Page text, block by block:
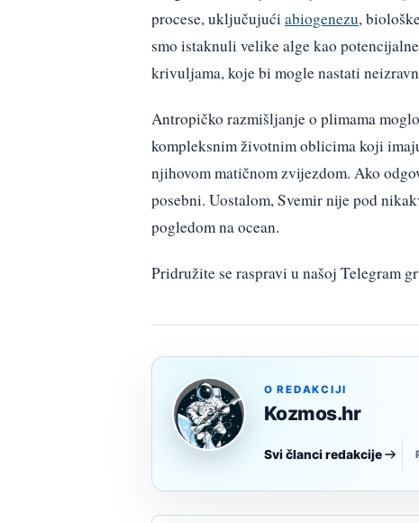
procese, uključujući abiogenezu,
smo istaknuli velike alge kao
krivuljama, koje bi mogle nastati
Antropičko razmišljanje o plimama
kompleksnim životnim oblicima koji
njihovom matičnom zvijezdom. Ako
posebni. Uostalom, Svemir nije pod
pogledom na ocean.
Pridružite se raspravi u našoj Telegram
O REDAKCIJI
Kozmos.hr
Svi članci redakcije